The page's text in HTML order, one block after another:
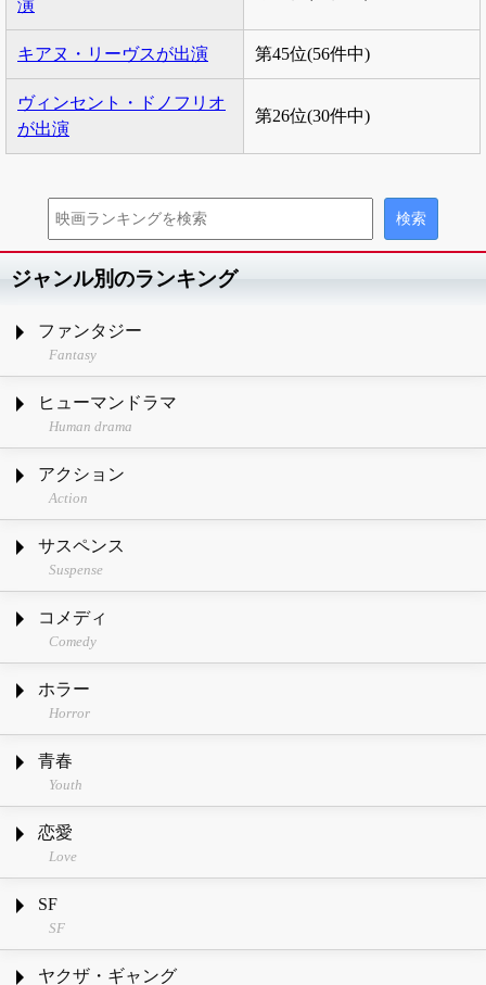
演
キアヌ・リーヴスが出演 第45位(56件中)
ヴィンセント・ドノフリオ
が出演
第26位(30件中)
ジャンル別のランキング
ファンタジー
Fantasy
ヒューマンドラマ
Human drama
アクション
Action
サスペンス
Suspense
コメディ
Comedy
ホラー
Horror
青春
Youth
恋愛
Love
SF
SF
ヤクザ・ギャング